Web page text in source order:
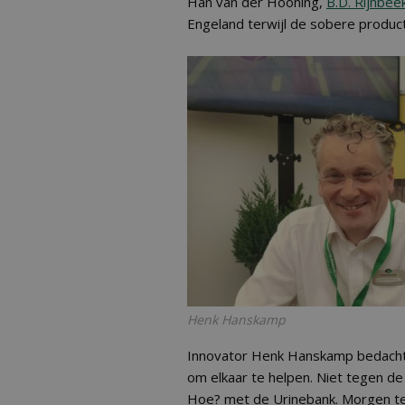
Engeland terwijl de sobere
Henk Hanskamp
Innovator Henk Hanskamp
om elkaar te helpen. Niet tegen
Hoe? met de Urinebank. Morgen